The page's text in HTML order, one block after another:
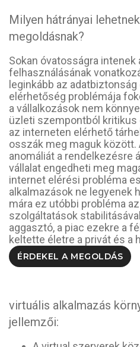
Milyen hátrányai
megoldásnak?
Sokan óvatosságra
felhasználásának
leginkább az
elérhetőség problémája
a vállalkozások nem
üzleti szempontból kritikus
az interneten elérhető
osszák meg maguk között.
anomáliát a rendelkezésre
vállalat engedheti meg
internet elérési probléma
alkalmazások ne legyenek
mára ez utóbbi probléma
szolgáltatások
aggasztó, a piac ezekre a
keltette életre a privát és a
ÉRDEKEL A MEGOLDÁS
virtuális alkalmazás
jellemzői: